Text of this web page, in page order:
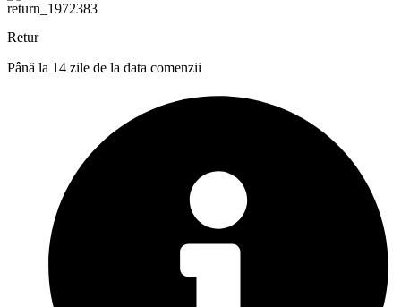
Retur
Până la 14 zile de la data comenzii